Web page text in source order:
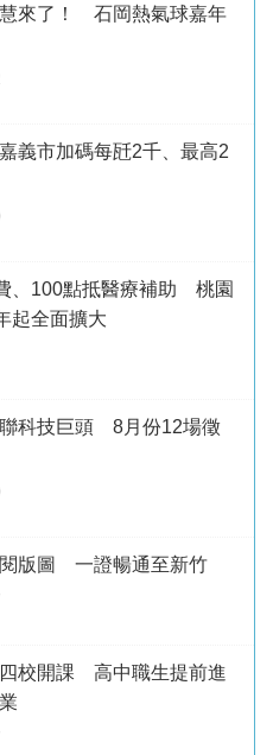
來了！ 石岡熱氣球嘉年
義市加碼每瓩2千、最高2
、100點抵醫療補助 桃園
起全面擴大
科技巨頭 8月份12場徵
版圖 一證暢通至新竹
校開課 高中職生提前進